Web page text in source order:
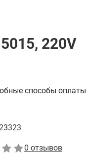
220V
способы оплаты
0 отзывов